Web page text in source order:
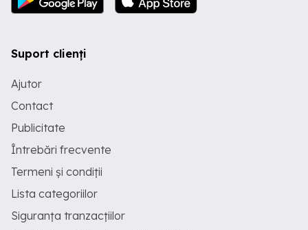
Suport clienți
Ajutor
Contact
Publicitate
Întrebări frecvente
Termeni și condiții
Lista categoriilor
Siguranța tranzacțiilor